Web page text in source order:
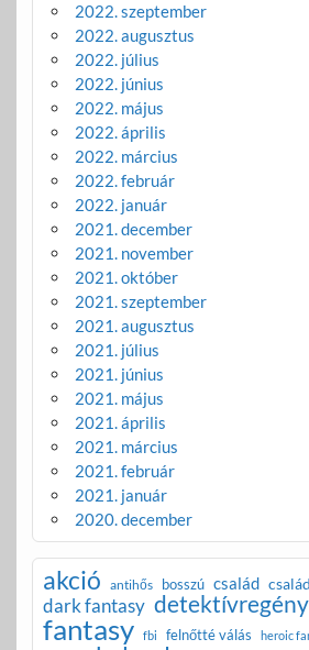
2022. szeptember
2022. augusztus
2022. július
2022. június
2022. május
2022. április
2022. március
2022. február
2022. január
2021. december
2021. november
2021. október
2021. szeptember
2021. augusztus
2021. július
2021. június
2021. május
2021. április
2021. március
2021. február
2021. január
2020. december
akció antihős bosszú család
dark fantasy detektívregény
fantasy fbi felnőtté válás heroic